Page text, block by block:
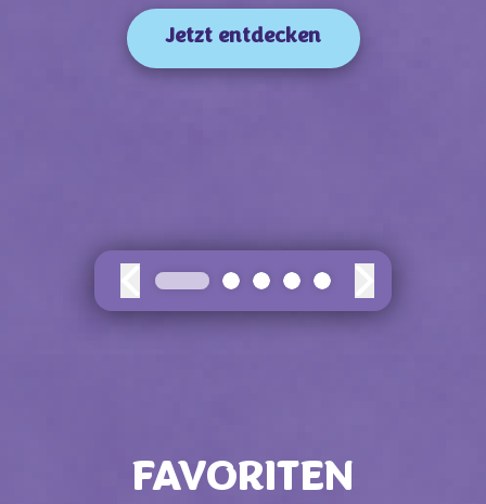
Jetzt entdecken
FAVORITEN